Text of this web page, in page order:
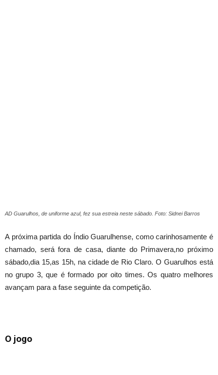
AD Guarulhos, de uniforme azul, fez sua estreia neste sábado. Foto: Sidnei Barros
A próxima partida do Índio Guarulhense, como carinhosamente é
chamado, será fora de casa, diante do Primavera,no próximo
sábado,dia 15,as 15h, na cidade de Rio Claro. O Guarulhos está
no grupo 3, que é formado por oito times. Os quatro melhores
avançam para a fase seguinte da competição.
O jogo